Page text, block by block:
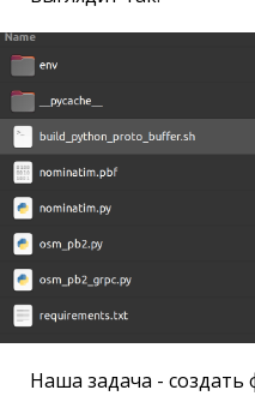
Наша задача - создать